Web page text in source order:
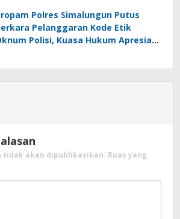
Polres Simalungun Putus
Pelanggaran Kode Etik
Polisi, Kuasa Hukum Apresiasi
tidak akan dipublikasikan. Ruas yang